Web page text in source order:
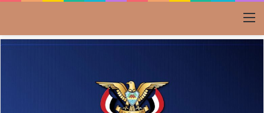
القائمة